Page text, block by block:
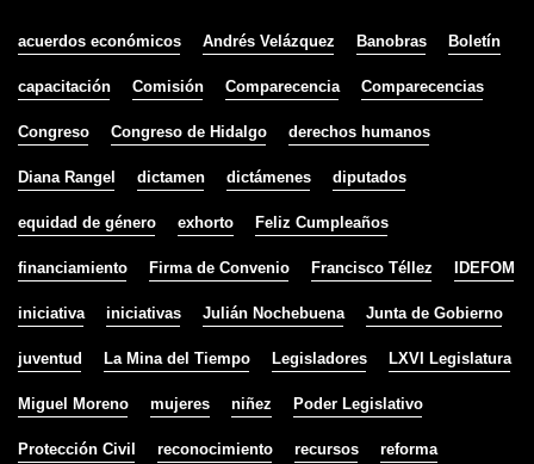
acuerdos económicos Andrés Velázquez Banobras Boletín
capacitación Comisión Comparecencia Comparecencias
Congreso Congreso de Hidalgo derechos humanos
Diana Rangel dictamen dictámenes diputados
equidad de género exhorto Feliz Cumpleaños
financiamiento Firma de Convenio Francisco Téllez IDEFOM
iniciativa iniciativas Julián Nochebuena Junta de Gobierno
juventud La Mina del Tiempo Legisladores LXVI Legislatura
Miguel Moreno mujeres niñez Poder Legislativo
Protección Civil reconocimiento recursos reforma